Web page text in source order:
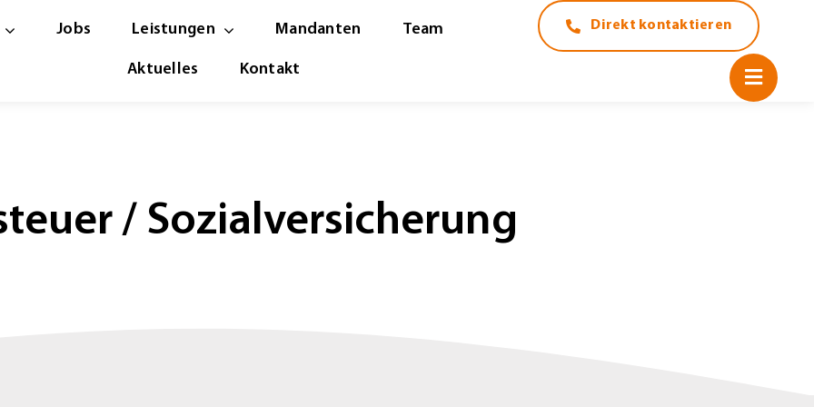
Jobs Leistungen Mandanten Team
Aktuelles Kontakt
Direkt kontaktieren
/ Sozialversicherung